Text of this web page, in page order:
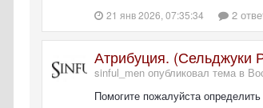
21 янв 2026, 07:35:34 2
Атрибуция. (Сельджуки
sinful_men опубликовал тема в
Помогите пожалуйста